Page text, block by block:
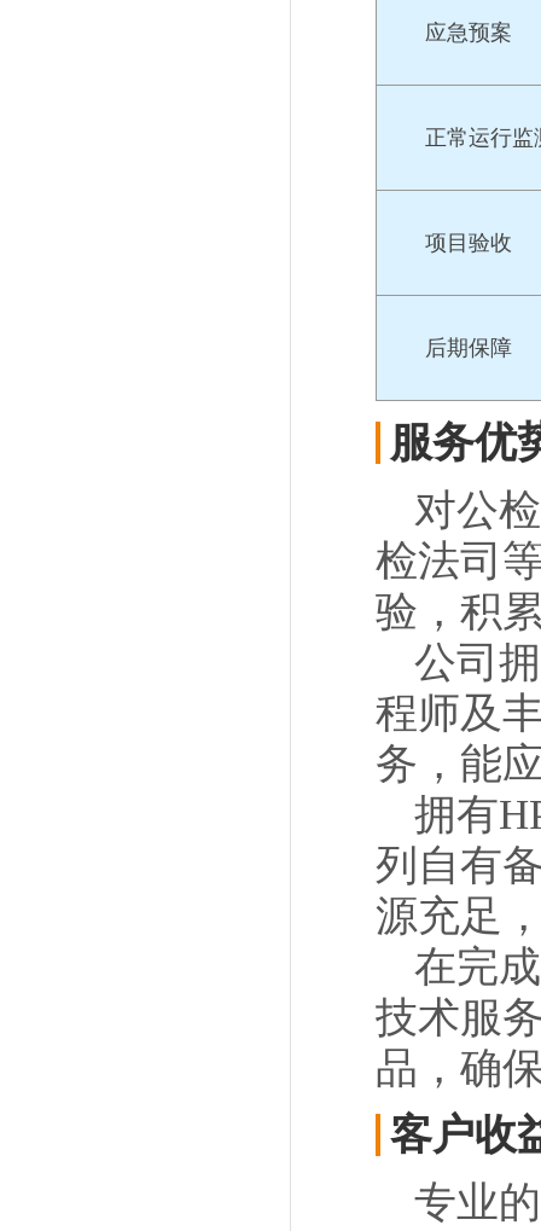
应急预案
正常运行监
项目验收
后期保障
服务优
对公
检法司
验，积
公司
程师及
务，能
拥有
列自有
源充足
在完
技术服
品，确
客户收
专业